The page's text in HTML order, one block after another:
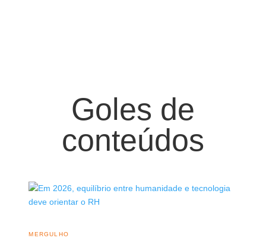
Goles de
conteúdos
MERGULHO